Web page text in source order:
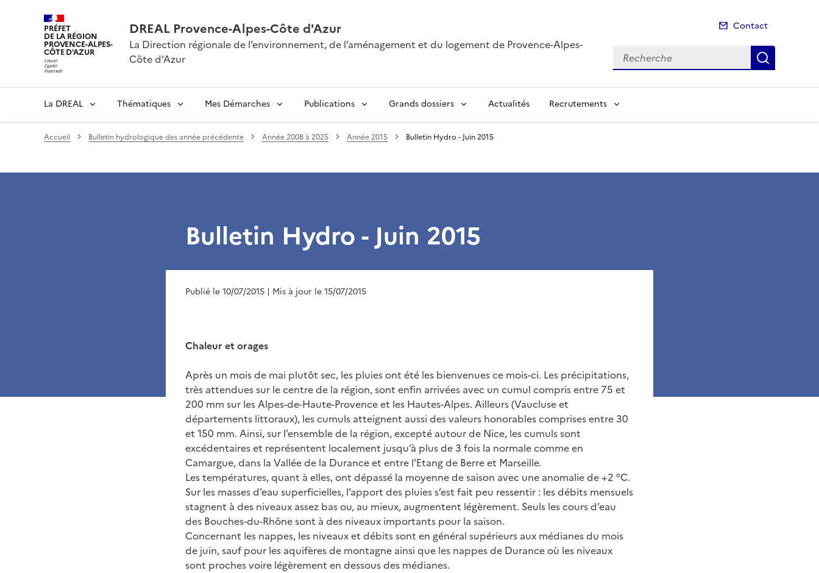
PRÉFET
DE LA RÉGION
PROVENCE-ALPES-
CÔTE D'AZUR
DREAL Provence-Alpes-Côte d'Azur
La Direction régionale de l’environnement, de l’aménagement et du logement de Provence-Alpes-
Côte d’Azur
Contact
Recherche
La DREAL Thématiques Mes Démarches Publications Grands dossiers Actualités Recrutements
Accueil Bulletin hydrologique des année précédente Année 2008 à 2025 Année 2015 Bulletin Hydro - Juin 2015
Bulletin Hydro - Juin 2015
Publié le 10/07/2015 | Mis à jour le 15/07/2015
Chaleur et orages
Après un mois de mai plutôt sec, les pluies ont été les bienvenues ce mois-ci. Les précipitations,
très attendues sur le centre de la région, sont enfin arrivées avec un cumul compris entre 75 et
200 mm sur les Alpes-de-Haute-Provence et les Hautes-Alpes. Ailleurs (Vaucluse et
départements littoraux), les cumuls atteignent aussi des valeurs honorables comprises entre 30
et 150 mm. Ainsi, sur l’ensemble de la région, excepté autour de Nice, les cumuls sont
excédentaires et représentent localement jusqu’à plus de 3 fois la normale comme en
Camargue, dans la Vallée de la Durance et entre l’Etang de Berre et Marseille.
Les températures, quant à elles, ont dépassé la moyenne de saison avec une anomalie de +2 °C.
Sur les masses d’eau superficielles, l’apport des pluies s’est fait peu ressentir : les débits mensuels
stagnent à des niveaux assez bas ou, au mieux, augmentent légèrement. Seuls les cours d’eau
des Bouches-du-Rhône sont à des niveaux importants pour la saison.
Concernant les nappes, les niveaux et débits sont en général supérieurs aux médianes du mois
de juin, sauf pour les aquifères de montagne ainsi que les nappes de Durance où les niveaux
sont proches voire légèrement en dessous des médianes.